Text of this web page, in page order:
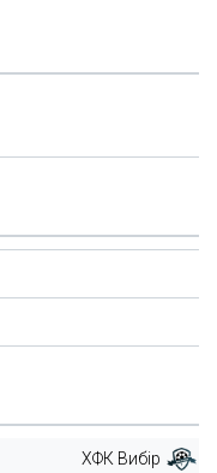
ХФК Вибір